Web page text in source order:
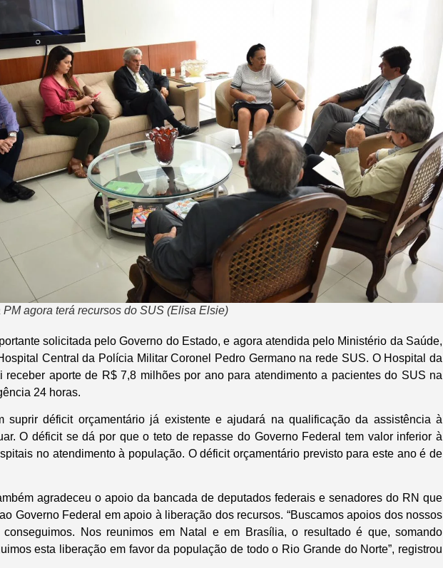
agora terá recursos do SUS (Elisa Elsie)
solicitada pelo Governo do Estado, e agora atendida pelo Ministério da Saúde,
Central da Polícia Militar Coronel Pedro Germano na rede SUS. O Hospital da
receber aporte de R$ 7,8 milhões por ano para atendimento a pacientes do SUS na
24 horas.
suprir déficit orçamentário já existente e ajudará na qualificação da assistência à
O déficit se dá por que o teto de repasse do Governo Federal tem valor inferior à
no atendimento à população. O déficit orçamentário previsto para este ano é de
agradeceu o apoio da bancada de deputados federais e senadores do RN que
Governo Federal em apoio à liberação dos recursos. “Buscamos apoios dos nossos
conseguimos. Nos reunimos em Natal e em Brasília, o resultado é que, somando
esta liberação em favor da população de todo o Rio Grande do Norte”, registrou